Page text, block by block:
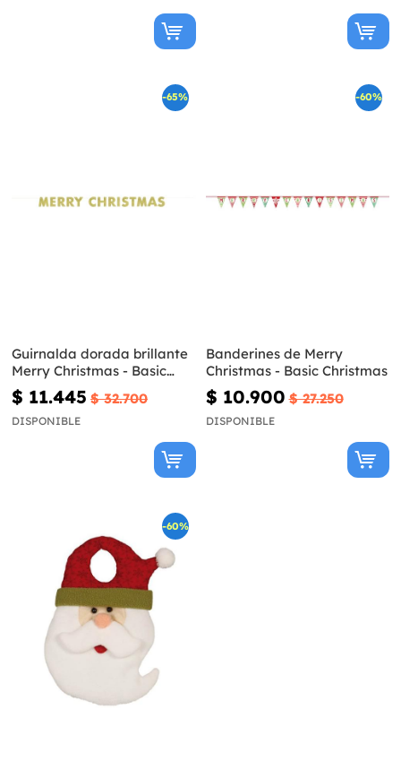
-65%
Guirnalda dorada brillante
Merry Christmas - Basic
Christmas
$ 11.445 $ 32.700
DISPONIBLE
-60%
Banderines de Merry
Christmas - Basic Christmas
$ 10.900 $ 27.250
DISPONIBLE
-60%